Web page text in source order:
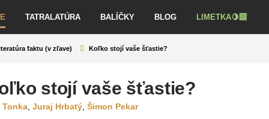
TATRALATÚRA BALÍČKY BLOG LIMETKA🍋‍🟩
faktu (v zľave) Koľko stojí vaše šťastie?
stojí vaše šťastie?
Tonka ,Juraj Hrbatý ,Šimon Pekar